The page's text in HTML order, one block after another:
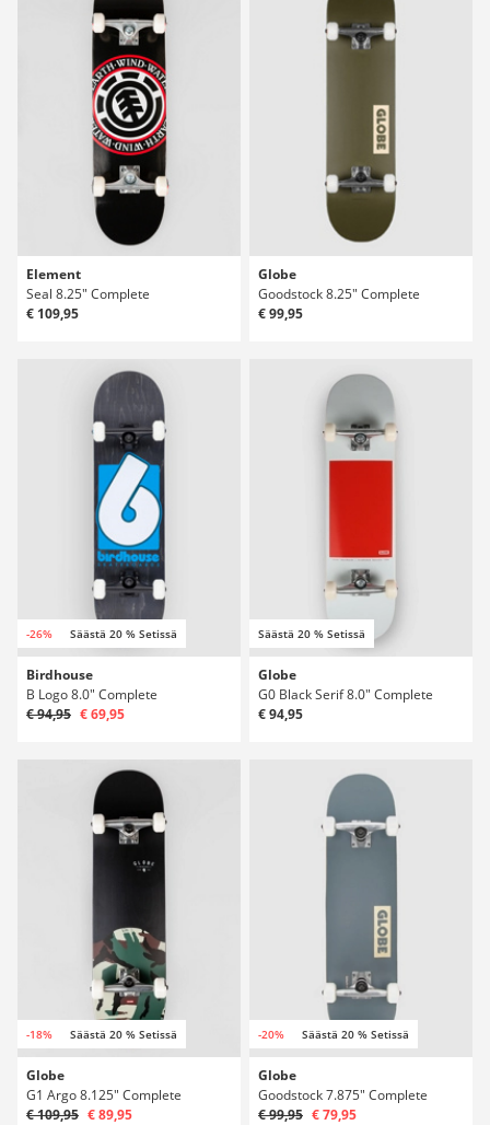
Element
Seal 8.25" Complete
€ 109,95
Globe
Goodstock 8.25" Complete
€ 99,95
-26% Säästä 20 % Setissä
Birdhouse
B Logo 8.0" Complete
€ 94,95 € 69,95
Säästä 20 % Setissä
Globe
G0 Black Serif 8.0" Complete
€ 94,95
-18% Säästä 20 % Setissä
Globe
G1 Argo 8.125" Complete
€ 109,95 € 89,95
-20% Säästä 20 % Setissä
Globe
Goodstock 7.875" Complete
€ 99,95 € 79,95